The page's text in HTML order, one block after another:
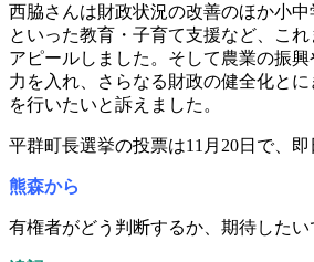
西脇さんは財政状況の改善のほか小
といった教育・子育て支援など、こ
アピールしました。そして農業の振
力を入れ、さらなる財政の健全化と
を行いたいと訴えました。
平群町長選挙の投票は11月20日で、即
熊森から
有権者がどう判断するか、期待したい